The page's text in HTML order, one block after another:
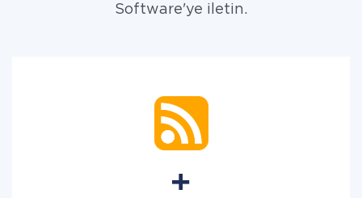
Software'ye iletin.